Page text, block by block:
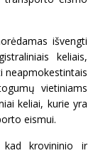
išvengti
keliais,
neapmokestintais
vietiniams
keliai, kurie yra
eismui.
kad krovininio ir